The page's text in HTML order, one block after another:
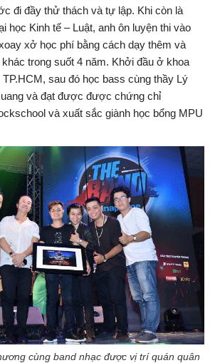
đi đầy thử thách và tự lập. Khi còn là
học Kinh tế – Luật, anh ôn luyện thi vào
xở học phí bằng cách dạy thêm và
trong suốt 4 năm. Khởi đầu ở khoa
sau đó học bass cùng thầy Lý
và đạt được được chứng chỉ
và xuất sắc giành học bổng MPU
cùng band nhạc được vị trí quán quân